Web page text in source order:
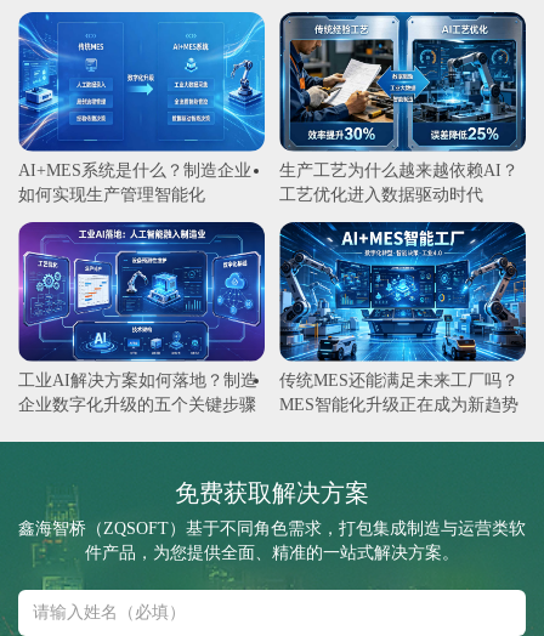
AI+MES系统是什么？制造企业
如何实现生产管理智能化
生产工艺为什么越来越依赖AI？
工艺优化进入数据驱动时代
工业AI解决方案如何落地？制造
企业数字化升级的五个关键步骤
传统MES还能满足未来工厂吗？
MES智能化升级正在成为新趋势
免费获取解决方案
鑫海智桥（ZQSOFT）基于不同角色需求，打包集成制造与运营类软
件产品，为您提供全面、精准的一站式解决方案。